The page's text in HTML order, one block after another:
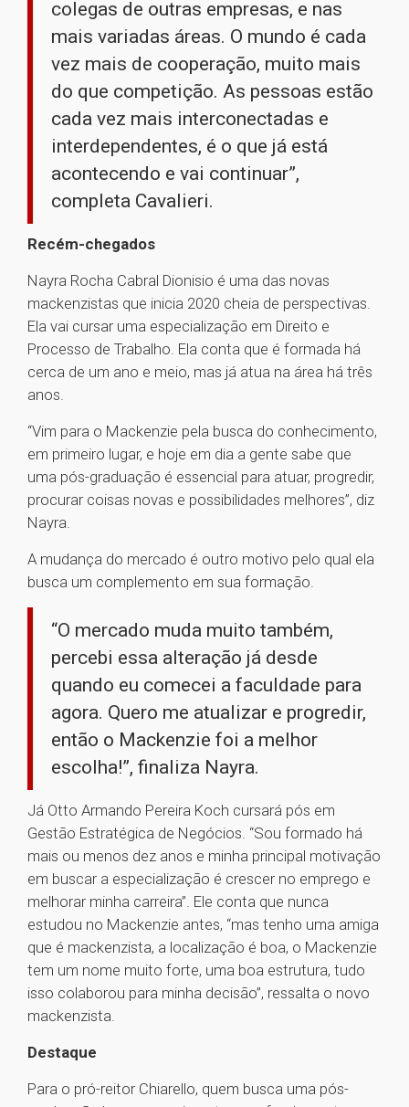
colegas de outras empresas, e nas
mais variadas áreas. O mundo é cada
vez mais de cooperação, muito mais
do que competição. As pessoas estão
cada vez mais interconectadas e
interdependentes, é o que já está
acontecendo e vai continuar”,
completa Cavalieri.
Recém-chegados
Nayra Rocha Cabral Dionisio é uma das novas
mackenzistas que inicia 2020 cheia de perspectivas.
Ela vai cursar uma especialização em Direito e
Processo de Trabalho. Ela conta que é formada há
cerca de um ano e meio, mas já atua na área há três
anos.
“Vim para o Mackenzie pela busca do conhecimento,
em primeiro lugar, e hoje em dia a gente sabe que
uma pós-graduação é essencial para atuar, progredir,
procurar coisas novas e possibilidades melhores”, diz
Nayra.
A mudança do mercado é outro motivo pelo qual ela
busca um complemento em sua formação.
“O mercado muda muito também,
percebi essa alteração já desde
quando eu comecei a faculdade para
agora. Quero me atualizar e progredir,
então o Mackenzie foi a melhor
escolha!”, finaliza Nayra.
Já Otto Armando Pereira Koch cursará pós em
Gestão Estratégica de Negócios. “Sou formado há
mais ou menos dez anos e minha principal motivação
em buscar a especialização é crescer no emprego e
melhorar minha carreira”. Ele conta que nunca
estudou no Mackenzie antes, “mas tenho uma amiga
que é mackenzista, a localização é boa, o Mackenzie
tem um nome muito forte, uma boa estrutura, tudo
isso colaborou para minha decisão”, ressalta o novo
mackenzista.
Destaque
Para o pró-reitor Chiarello, quem busca uma pós-